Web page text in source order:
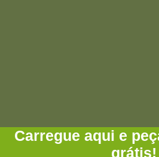
Carregue aqui e
grátis!